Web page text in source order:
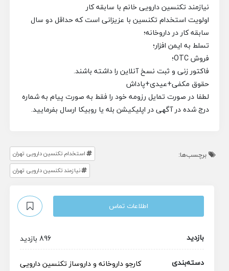
نیازمند تکنسین دارویی خانم با سابقه کار
اولویت استخدام تکنسین با عزیزانی است که حداقل دو سال
سابقه کار در داروخانه؛
تسلط به ایمن افزار؛
فروش OTC؛
فاکتور زنی و ثبت نسخ آنلاین را داشته باشند.
حقوق مکفی+عیدی+پاداش
لطفا در صورت تمایل رزومه خود را فقط به صورت پیام به شماره
درج شده ‌در آگهی در اپلیکیشن بله یا روبیکا ارسال بفرمایید.
برچسب‌ها:
استخدام تکنسین دارویی تهران
نیازمند تکنسین دارویی تهران
اطلاعات تماس
بازدید
896 بازدید
دسته‌بندی
کارجوداروخانه و داروساز تکنسین دارویی